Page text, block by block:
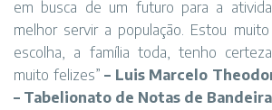
em busca de um futuro para a
melhor servir a população. Estou
escolha, a família toda, tenho
muito felizes” – Luis Marcelo
– Tabelionato de Notas de